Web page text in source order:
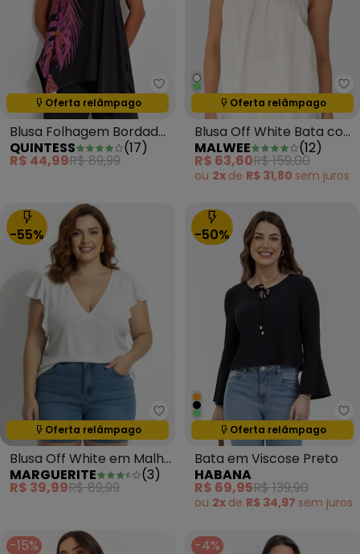
Quintess - Blusa Folhagem
Oferta relâmpago
Termina em:05:12:45
Blusa Folhagem Bordada
Localizada em Malha Fria
QUINTESS (17)
R$ 44,99R$ 89,99
Oferta relâmpago
Termina em:05:12:45
Blusa Off White Bata com
Amarração
MALWEE (12)
R$ 63,60R$ 159,00
ou 2x de R$ 31,80 sem juros
-55%
Marguerite - Blusa Off White
Oferta relâmpago
Termina em:05:12:45
Blusa Off White em Malha
Texturizada
MARGUERITE (3)
R$ 39,99R$ 89,99
-50%
Oferta relâmpago
Termina em:05:12:45
Bata em Viscose Preto
HABANA
R$ 69,95R$ 139,90
ou 2x de R$ 34,97 sem juros
-15% -4%